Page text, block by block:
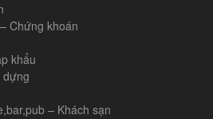
Chứng khoán
khẩu
– Khách sạn